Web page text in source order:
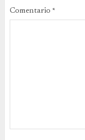
Comentario *